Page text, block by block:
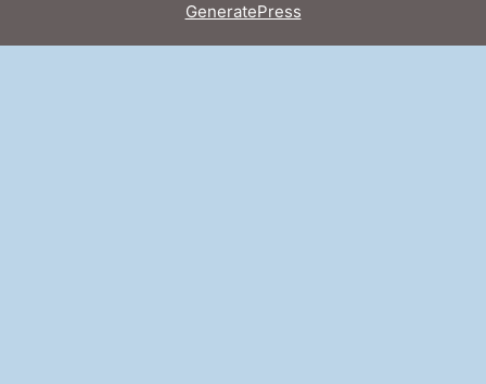
GeneratePress